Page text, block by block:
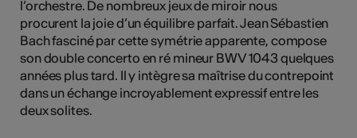
l’orchestre. De nombreux jeux de miroir nous
procurent la joie d’un équilibre parfait. Jean Sébastien
Bach fasciné par cette symétrie apparente, compose
son double concerto en ré mineur BWV 1043 quelques
années plus tard. Il y intègre sa maîtrise du contrepoint
dans un échange incroyablement expressif entre les
deux solites.